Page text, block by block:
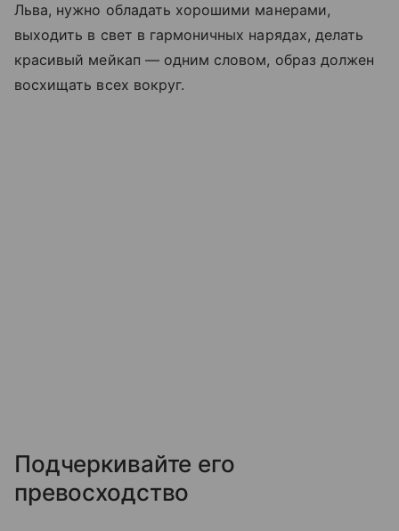
Льва, нужно обладать хорошими манерами,
выходить в свет в гармоничных нарядах, делать
красивый мейкап — одним словом, образ должен
восхищать всех вокруг.
Подчеркивайте его
превосходство